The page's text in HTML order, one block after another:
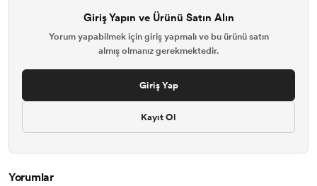
Giriş Yapın ve Ürünü Satın Alın
Yorum yapabilmek için giriş yapmalı ve bu ürünü satın
almış olmanız gerekmektedir.
Giriş Yap
Kayıt Ol
Yorumlar